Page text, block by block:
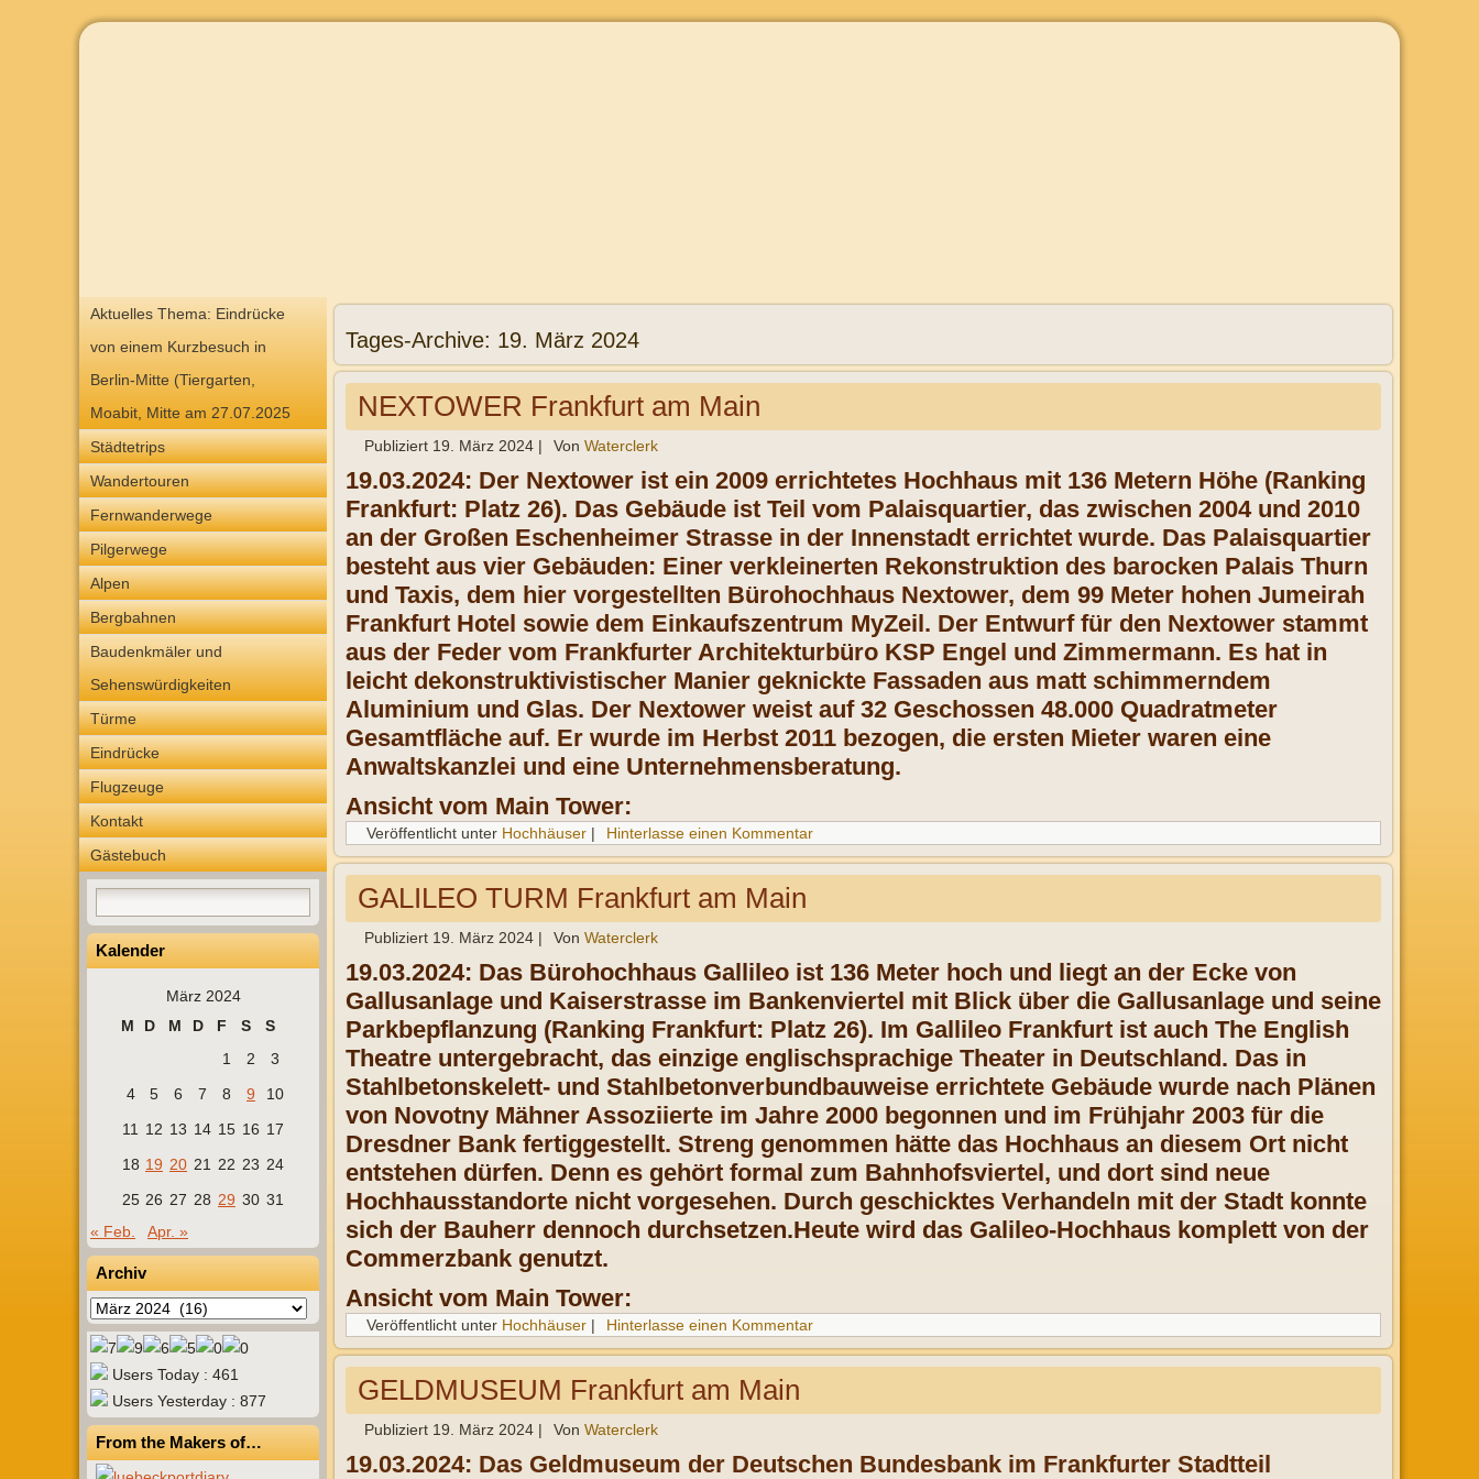
Aktuelles Thema: Eindrücke
von einem Kurzbesuch in
Berlin-Mitte (Tiergarten,
Moabit, Mitte am 27.07.2025
Städtetrips
Wandertouren
Fernwanderwege
Pilgerwege
Alpen
Bergbahnen
Baudenkmäler und
Sehenswürdigkeiten
Türme
Eindrücke
Flugzeuge
Kontakt
Gästebuch
Kalender
März 2024
M
D M D F S
S
1
2
3
4
5 6 7 8 9
10
11
12 13 14 15 16 17
18 19 20 21 22 23 24
25 26 27 28 29 30 31
« Feb.
Apr. »
Archiv
Archiv
Users Today : 461
Users Yesterday : 877
From the Makers of…
Tages-Archive: 19. März 2024
NEXTOWER Frankfurt am Main
Publiziert 19. März 2024 | Von Waterclerk
19.03.2024: Der Nextower ist ein 2009 errichtetes Hochhaus mit 136 Metern Höhe (Ranking
Frankfurt: Platz 26). Das Gebäude ist Teil vom Palaisquartier, das zwischen 2004 und 2010
an der Großen Eschenheimer Strasse in der Innenstadt errichtet wurde. Das Palaisquartier
besteht aus vier Gebäuden: Einer verkleinerten Rekonstruktion des barocken Palais Thurn
und Taxis, dem hier vorgestellten Bürohochhaus Nextower, dem 99 Meter hohen Jumeirah
Frankfurt Hotel sowie dem Einkaufszentrum MyZeil. Der Entwurf für den Nextower stammt
aus der Feder vom Frankfurter Architekturbüro KSP Engel und Zimmermann. Es hat in
leicht dekonstruktivistischer Manier geknickte Fassaden aus matt schimmerndem
Aluminium und Glas. Der Nextower weist auf 32 Geschossen 48.000 Quadratmeter
Gesamtfläche auf. Er wurde im Herbst 2011 bezogen, die ersten Mieter waren eine
Anwaltskanzlei und eine Unternehmensberatung.
Ansicht vom Main Tower:
Veröffentlicht unter Hochhäuser | Hinterlasse einen Kommentar
GALILEO TURM Frankfurt am Main
Publiziert 19. März 2024 | Von Waterclerk
19.03.2024: Das Bürohochhaus Gallileo ist 136 Meter hoch und liegt an der Ecke von
Gallusanlage und Kaiserstrasse im Bankenviertel mit Blick über die Gallusanlage und seine
Parkbepflanzung (Ranking Frankfurt: Platz 26). Im Gallileo Frankfurt ist auch The English
Theatre untergebracht, das einzige englischsprachige Theater in Deutschland. Das in
Stahlbetonskelett- und Stahlbetonverbundbauweise errichtete Gebäude wurde nach Plänen
von Novotny Mähner Assoziierte im Jahre 2000 begonnen und im Frühjahr 2003 für die
Dresdner Bank fertiggestellt. Streng genommen hätte das Hochhaus an diesem Ort nicht
entstehen dürfen. Denn es gehört formal zum Bahnhofsviertel, und dort sind neue
Hochhausstandorte nicht vorgesehen. Durch geschicktes Verhandeln mit der Stadt konnte
sich der Bauherr dennoch durchsetzen.Heute wird das Galileo-Hochhaus komplett von der
Commerzbank genutzt.
Ansicht vom Main Tower:
Veröffentlicht unter Hochhäuser | Hinterlasse einen Kommentar
GELDMUSEUM Frankfurt am Main
Publiziert 19. März 2024 | Von Waterclerk
19.03.2024: Das Geldmuseum der Deutschen Bundesbank im Frankfurter Stadtteil